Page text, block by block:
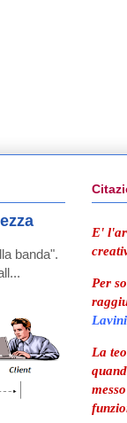
banda".
E'
Per
La